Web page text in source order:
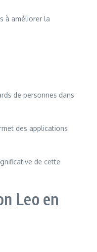
à améliorer la
de personnes dans
des applications
de cette
Leo en